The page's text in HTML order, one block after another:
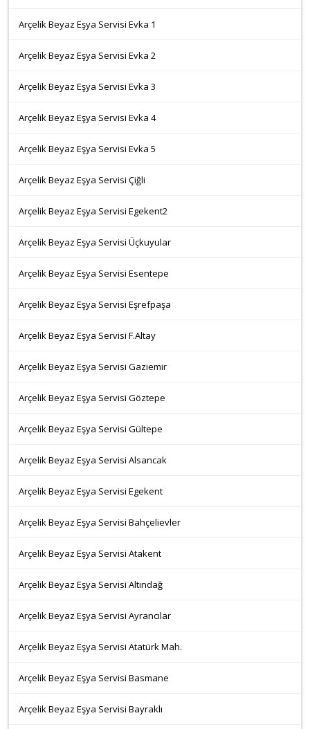
Arçelik Beyaz Eşya Servisi Evka 1
Arçelik Beyaz Eşya Servisi Evka 2
Arçelik Beyaz Eşya Servisi Evka 3
Arçelik Beyaz Eşya Servisi Evka 4
Arçelik Beyaz Eşya Servisi Evka 5
Arçelik Beyaz Eşya Servisi Çiğli
Arçelik Beyaz Eşya Servisi Egekent2
Arçelik Beyaz Eşya Servisi Üçkuyular
Arçelik Beyaz Eşya Servisi Esentepe
Arçelik Beyaz Eşya Servisi Eşrefpaşa
Arçelik Beyaz Eşya Servisi F.Altay
Arçelik Beyaz Eşya Servisi Gaziemir
Arçelik Beyaz Eşya Servisi Göztepe
Arçelik Beyaz Eşya Servisi Gültepe
Arçelik Beyaz Eşya Servisi Alsancak
Arçelik Beyaz Eşya Servisi Egekent
Arçelik Beyaz Eşya Servisi Bahçelievler
Arçelik Beyaz Eşya Servisi Atakent
Arçelik Beyaz Eşya Servisi Altındağ
Arçelik Beyaz Eşya Servisi Ayrancılar
Arçelik Beyaz Eşya Servisi Atatürk Mah.
Arçelik Beyaz Eşya Servisi Basmane
Arçelik Beyaz Eşya Servisi Bayraklı